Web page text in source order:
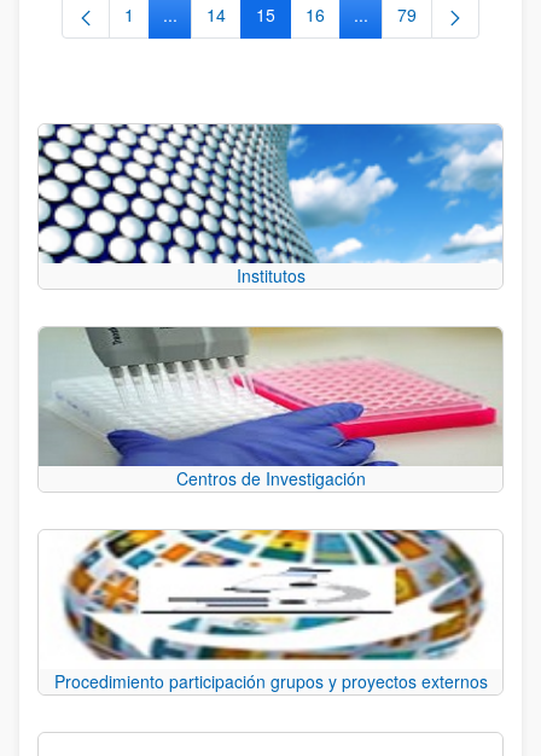
Página
1 ...Páginas intermedias Use TAB para desplazarse.
Página
14 Página
15 Página
16 ...Páginas intermedias
Página
79
Institutos
Centros de Investigación
Procedimiento participación grupos y proyectos externos